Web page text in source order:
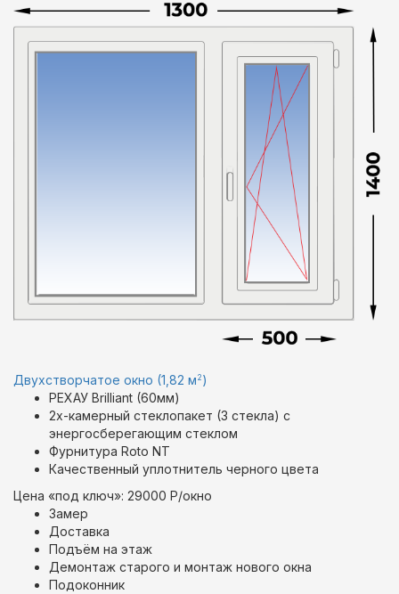
Двухстворчатое окно (1,82 м2)
РЕХАУ Brilliant (60мм)
2х-камерный стеклопакет (3 стекла) с
энергосберегающим стеклом
Фурнитура Roto NT
Качественный уплотнитель черного цвета
Цена «под ключ»: 29000 Р/окно
Замер
Доставка
Подъём на этаж
Демонтаж старого и монтаж нового окна
Подоконник